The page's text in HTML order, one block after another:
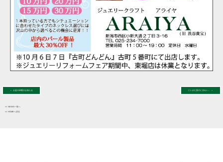
＜ お盆の休暇のお知らせ にいがた技のにぎわい... ＞
<< NEWS一覧へ
<< HOMEへ戻る